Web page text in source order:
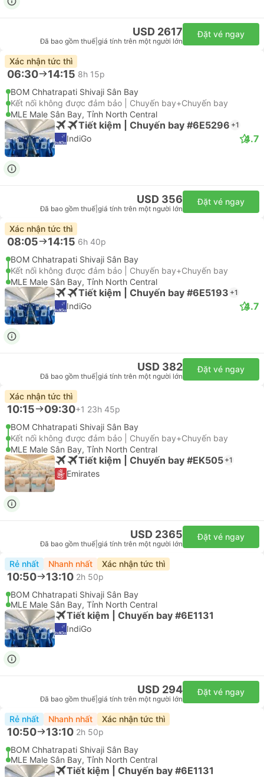
USD 2617
Đã bao gồm thuế giá tính trên một người lớn
Đặt vé ngay
Xác nhận tức thì
06:30 14:15 8h 15p
BOM Chhatrapati Shivaji Sân Bay
Kết nối không được đảm bảo | Chuyến bay+Chuyến bay
MLE Male Sân Bay, Tỉnh North Central
Tiết kiệm | Chuyến bay #6E5296 +1
IndiGo 4.7
USD 356
Đã bao gồm thuế giá tính trên một người lớn
Đặt vé ngay
Xác nhận tức thì
08:05 14:15 6h 40p
BOM Chhatrapati Shivaji Sân Bay
Kết nối không được đảm bảo | Chuyến bay+Chuyến bay
MLE Male Sân Bay, Tỉnh North Central
Tiết kiệm | Chuyến bay #6E5193 +1
IndiGo 4.7
USD 382
Đã bao gồm thuế giá tính trên một người lớn
Đặt vé ngay
Xác nhận tức thì
10:15 09:30+1 23h 45p
BOM Chhatrapati Shivaji Sân Bay
Kết nối không được đảm bảo | Chuyến bay+Chuyến bay
MLE Male Sân Bay, Tỉnh North Central
Tiết kiệm | Chuyến bay #EK505 +1
Emirates
USD 2365
Đã bao gồm thuế giá tính trên một người lớn
Đặt vé ngay
Rẻ nhất Nhanh nhất Xác nhận tức thì
10:50 13:10 2h 50p
BOM Chhatrapati Shivaji Sân Bay
MLE Male Sân Bay, Tỉnh North Central
Tiết kiệm | Chuyến bay #6E1131
IndiGo
USD 294
Đã bao gồm thuế giá tính trên một người lớn
Đặt vé ngay
Rẻ nhất Nhanh nhất Xác nhận tức thì
10:50 13:10 2h 50p
BOM Chhatrapati Shivaji Sân Bay
MLE Male Sân Bay, Tỉnh North Central
Tiết kiệm | Chuyến bay #6E1131